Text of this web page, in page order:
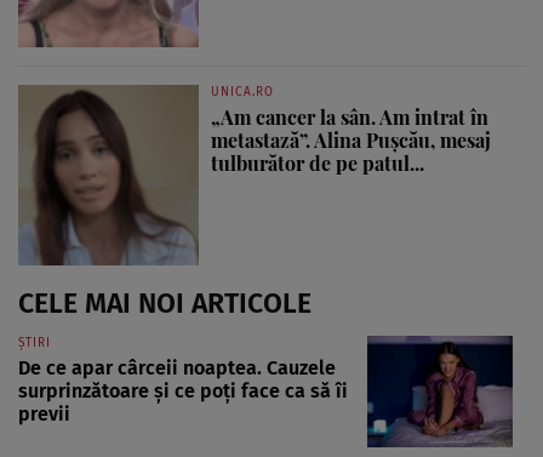
UNICA.RO
„Am cancer la sân. Am intrat în
metastază”. Alina Pușcău, mesaj
tulburător de pe patul...
CELE MAI NOI ARTICOLE
ȘTIRI
De ce apar cârceii noaptea. Cauzele
surprinzătoare și ce poți face ca să îi
previi